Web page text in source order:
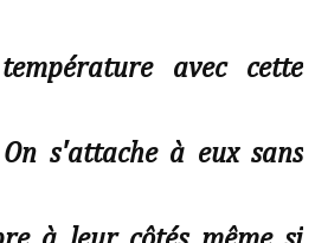
avec cette
s'attache à eux sans